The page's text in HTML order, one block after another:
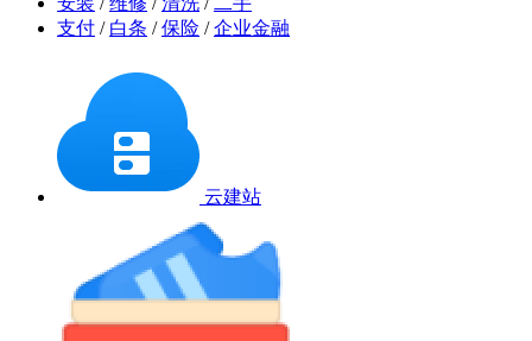
支付 / 白条 / 保险 / 企业金融
云建站